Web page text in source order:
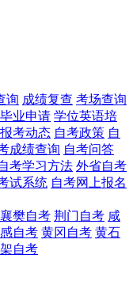
询 成绩复查 考场查询
毕业申请 学位英语培
考动态 自考政策 自
成绩查询 自考问答
考学习方法 外省自考
试系统 自考网上报名
襄樊自考 荆门自考 咸
自考 黄冈自考 黄石
自考